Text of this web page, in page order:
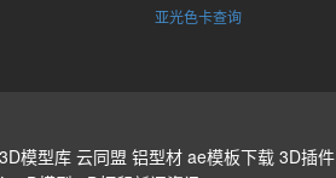
亚光色卡查询
模型库云同盟 铝型材 ae模板下载 3D插件